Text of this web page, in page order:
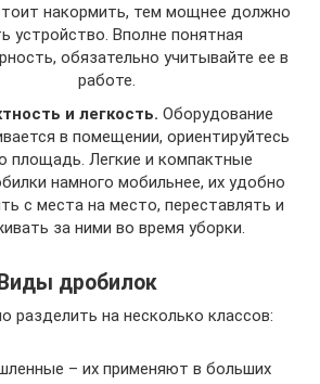
накормить, тем мощнее должно
устройство. Вполне понятная
обязательно учитывайте ее в
работе.
и легкость. Оборудование
в помещении, ориентируйтесь
площадь. Легкие и компактные
намного мобильнее, их удобно
с места на место, переставлять и
за ними во время уборки.
Виды дробилок
разделить на несколько классов:
– их применяют в больших